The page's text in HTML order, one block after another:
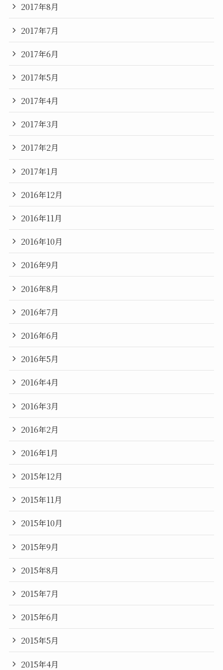
2017年8月
2017年7月
2017年6月
2017年5月
2017年4月
2017年3月
2017年2月
2017年1月
2016年12月
2016年11月
2016年10月
2016年9月
2016年8月
2016年7月
2016年6月
2016年5月
2016年4月
2016年3月
2016年2月
2016年1月
2015年12月
2015年11月
2015年10月
2015年9月
2015年8月
2015年7月
2015年6月
2015年5月
2015年4月